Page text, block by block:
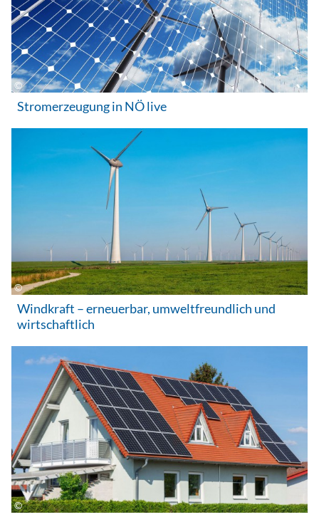
Stromerzeugung in NÖ live
Windkraft – erneuerbar, umweltfreundlich und
wirtschaftlich